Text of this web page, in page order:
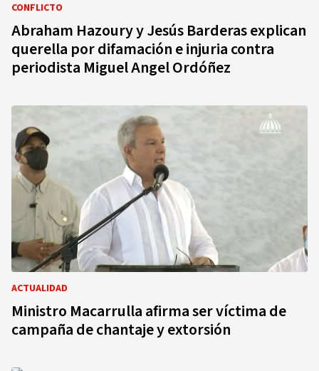
CONFLICTO
Abraham Hazoury y Jesús Barderas explican
querella por difamación e injuria contra
periodista Miguel Angel Ordóñez
ACTUALIDAD
Ministro Macarrulla afirma ser víctima de
campaña de chantaje y extorsión